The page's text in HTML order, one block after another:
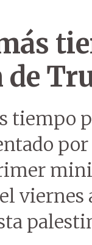
tiempo
viernes